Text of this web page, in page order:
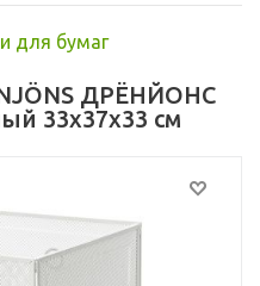
для бумаг
ДРЁНЙОНС
33x37x33 см